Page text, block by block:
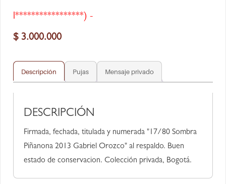
l*****************) -
$ 3.000.000
Descripción Pujas Mensaje privado
DESCRIPCIÓN
Firmada, fechada, titulada y numerada "17/80 Sombra
Piñanona 2013 Gabriel Orozco" al respaldo. Buen
estado de conservacion. Colección privada, Bogotá.